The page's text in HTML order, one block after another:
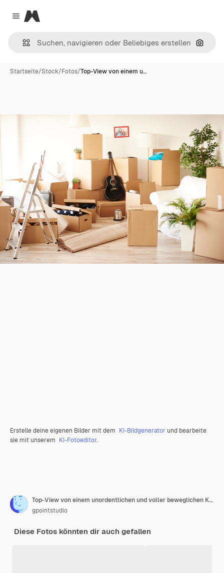
Close menu
Magnific
Nach
Startseite/Stock/Fotos/Top-View von einem u…
Erstelle deine eigenen Bilder mit dem KI-Bildgenerator und bearbeite
sie mit unserem KI-Fotoeditor.
Top-View von einem unordentlichen und voller beweglichen Kistenraum
gpointstudio
Diese Fotos könnten dir auch gefallen